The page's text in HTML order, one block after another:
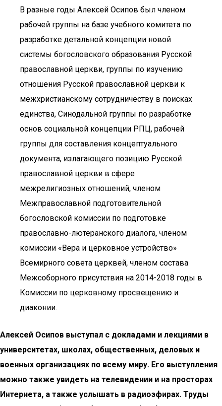
В разные годы Алексей Осипов был членом
рабочей группы на базе учебного комитета по
разработке детальной концепции новой
системы богословского образования Русской
православной церкви, группы по изучению
отношения Русской православной церкви к
межхристианскому сотрудничеству в поисках
единства, Синодальной группы по разработке
основ социальной концепции РПЦ, рабочей
группы для составления концептуального
документа, излагающего позицию Русской
православной церкви в сфере
межрелигиозных отношений, членом
Межправославной подготовительной
богословской комиссии по подготовке
православно-лютеранского диалога, членом
комиссии «Вера и церковное устройство»
Всемирного совета церквей, членом состава
Межсоборного присутствия на 2014-2018 годы в
Комиссии по церковному просвещению и
диаконии.
Алексей Осипов выступал с докладами и лекциями в
университетах, школах, общественных, деловых и
военных организациях по всему миру. Его выступления
можно также увидеть на телевидении и на просторах
Интернета, а также услышать в радиоэфирах. Труды